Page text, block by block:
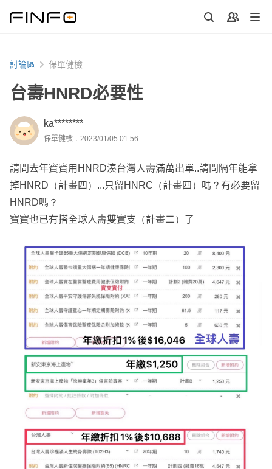
討論區 保單健檢
台壽HNRD必要性
ka********
保單健檢．2023/01/05 01:56
請問去年寶寶用HNRD湊台灣人壽滿萬出單..請問隔年能拿
掉HNRD（計畫四）...只留HNRC（計畫四）嗎？有必要留
HNRD嗎？
寶寶也已有搭全球人壽雙實支（計畫二）了